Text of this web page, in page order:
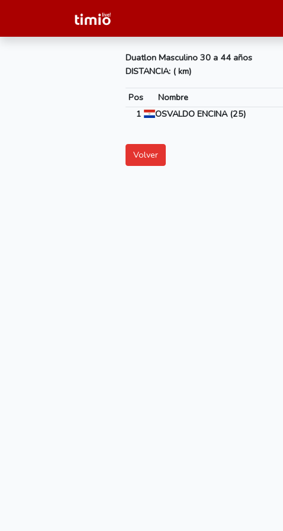
Duatlon Masculino 30 a 44 años
DISTANCIA: ( km)
Pos Nombre
1
OSVALDO ENCINA (25)
Volver